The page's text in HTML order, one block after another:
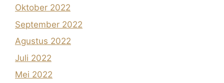
Oktober 2022
September 2022
Agustus 2022
Juli 2022
Mei 2022